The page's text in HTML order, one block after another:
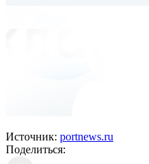
Источник: portnews.ru
Поделиться: